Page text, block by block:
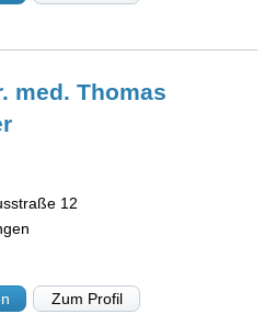
med. Thomas
12
Zum Profil